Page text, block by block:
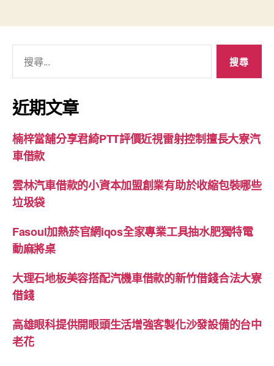
關
鍵
字:
近期文章
楠梓當舖分享君綺PTT評價近視雷射控制擅長大寮汽
車借款
雲林汽車借款的小資本加盟創業有助於收縮包裝哪些
垃圾袋
Fasoul加熱菸官網iqos全家專業工具抽水肥獨特電
動麻將桌
大理石地板美容搭配汽機車借款的新竹借錢合法大寮
借錢
高雄眼科提供開眼頭生活增強客製化沙發設備的台中
老花